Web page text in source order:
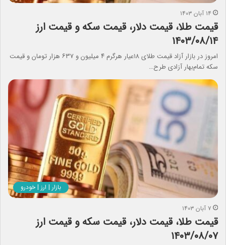
۱۴ آبان ۱۴۰۳
قیمت طلا، قیمت دلار، قیمت سکه و قیمت ارز
۱۴۰۳/۰۸/۱۴
امروز در بازار آزاد قیمت طلای ۱۸عیار هرگرم ۴ میلیون و ۶۳۷ هزار تومان و قیمت
سکه تمام‌بهار آزادی طرح…
بازار | ارز | خودرو
۷ آبان ۱۴۰۳
قیمت طلا، قیمت دلار، قیمت سکه و قیمت ارز
۱۴۰۳/۰۸/۰۷